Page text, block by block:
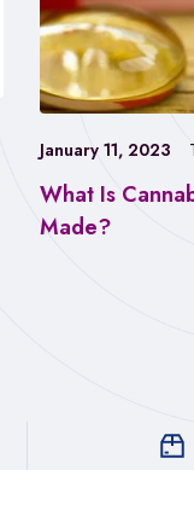
What Is
Made?
January 11, 2023